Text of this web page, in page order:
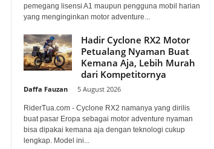
pemegang lisensi A1 maupun pengguna mobil harian
yang menginginkan motor adventure...
Hadir Cyclone RX2 Motor
Petualang Nyaman Buat
Kemana Aja, Lebih Murah
dari Kompetitornya
Daffa Fauzan 5 August 2026
RiderTua.com - Cyclone RX2 namanya yang dirilis
buat pasar Eropa sebagai motor adventure nyaman
bisa dipakai kemana aja dengan teknologi cukup
lengkap. Model ini...